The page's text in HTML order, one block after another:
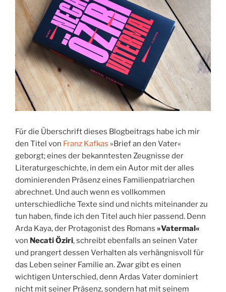
Für die Überschrift dieses Blogbeitrags habe ich mir
den Titel von Franz Kafkas »Brief an den Vater«
geborgt; eines der bekanntesten Zeugnisse der
Literaturgeschichte, in dem ein Autor mit der alles
dominierenden Präsenz eines Familienpatriarchen
abrechnet. Und auch wenn es vollkommen
unterschiedliche Texte sind und nichts miteinander zu
tun haben, finde ich den Titel auch hier passend. Denn
Arda Kaya, der Protagonist des Romans »Vatermal«
von Necati Öziri, schreibt ebenfalls an seinen Vater
und prangert dessen Verhalten als verhängnisvoll für
das Leben seiner Familie an. Zwar gibt es einen
wichtigen Unterschied, denn Ardas Vater dominiert
nicht mit seiner Präsenz, sondern hat mit seinem